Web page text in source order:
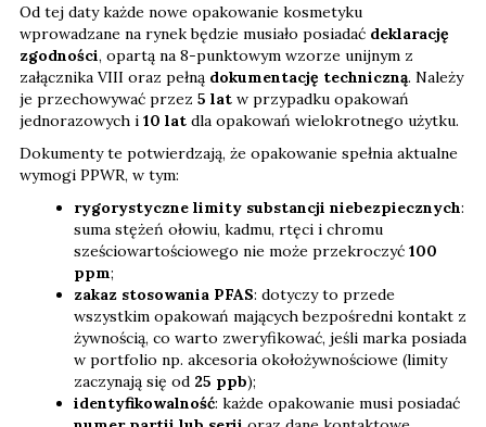
Od tej daty każde nowe opakowanie kosmetyku
wprowadzane na rynek będzie musiało posiadać deklarację
zgodności, opartą na 8-punktowym wzorze unijnym z
załącznika VIII oraz pełną dokumentację techniczną. Należy
je przechowywać przez 5 lat w przypadku opakowań
jednorazowych i 10 lat dla opakowań wielokrotnego użytku.
Dokumenty te potwierdzają, że opakowanie spełnia aktualne
wymogi PPWR, w tym:
rygorystyczne limity substancji niebezpiecznych:
suma stężeń ołowiu, kadmu, rtęci i chromu
sześciowartościowego nie może przekroczyć 100
ppm;
zakaz stosowania PFAS: dotyczy to przede
wszystkim opakowań mających bezpośredni kontakt z
żywnością, co warto zweryfikować, jeśli marka posiada
w portfolio np. akcesoria okołożywnościowe (limity
zaczynają się od 25 ppb);
identyfikowalność: każde opakowanie musi posiadać